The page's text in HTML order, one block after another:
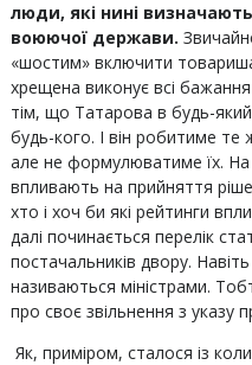
люди, які нині
воюючої держави.
«шостим» включити
хрещена виконує всі
тім, що Татарова в будь-
будь-кого. І він робитиме
але не формулюватиме їх.
впливають на прийняття
хто і хоч би які рейтинги
далі починається перелік
постачальників двору.
називаються міністрами.
про своє звільнення з указу
Як, приміром, сталося із